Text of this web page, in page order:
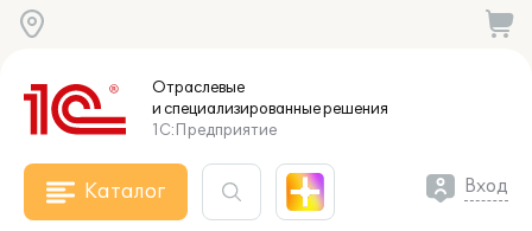
Отраслевые
и специализированныерешения
1С:Предприятие
Каталог Вход